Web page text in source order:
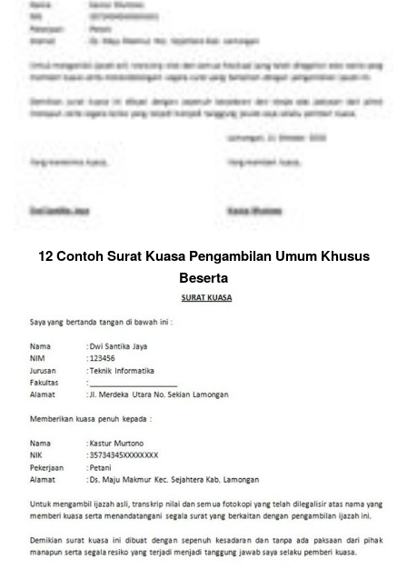
12 Contoh Surat Kuasa Pengambilan Umum Khusus
Beserta